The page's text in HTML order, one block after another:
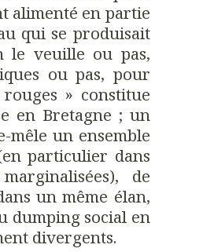
alimenté en partie
qui se produisait
le veuille ou pas,
ou pas, pour
» constitue
en Bretagne ; un
mêle un ensemble
particulier dans
de
un même élan,
dumping social en
divergents.